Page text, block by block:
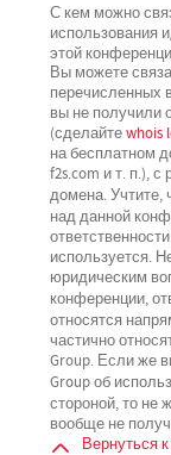
С кем можно
использования
этой
Вы можете
перечисленных
вы не получили
(сделайтеwhois
на бесплатном
f2s.com и т. п.),
домена. Учтите,
над данной
используется.
юридическим
конференции,
относятся
частично
Group. Если же
Group об
стороной, то не
вообще не
Вернуться